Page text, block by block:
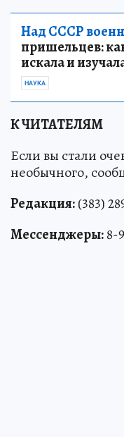
Над СССР
пришельцев:
искала и
НАУКА
К ЧИТАТЕЛЯМ
Если вы стали
необычного,
Редакция:(383)
Мессенджеры:8-